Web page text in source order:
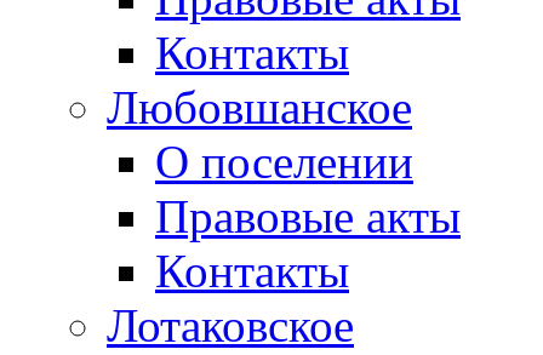
Контакты
Любовшанское
О поселении
Правовые акты
Контакты
Лотаковское